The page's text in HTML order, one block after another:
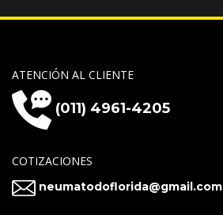
ATENCIÓN AL CLIENTE
(011) 4961-4205
COTIZACIONES
neumatodoflorida@gmail.com